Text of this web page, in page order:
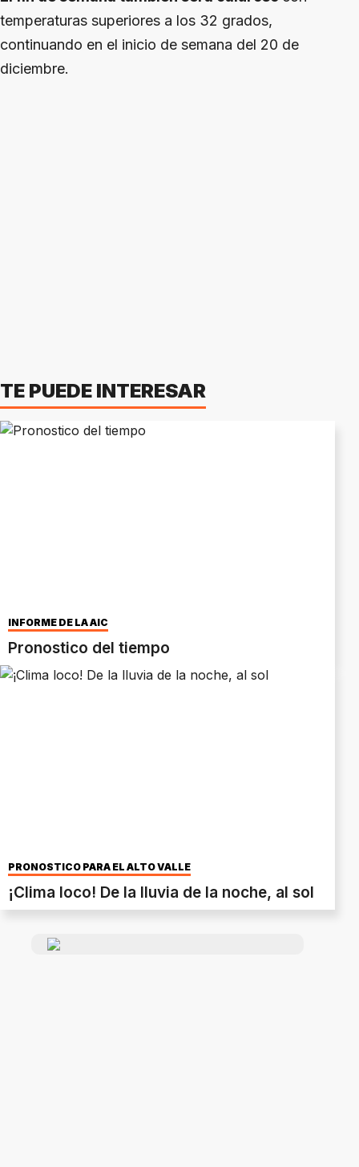
temperaturas superiores a los 32 grados,
continuando en el inicio de semana del 20 de
diciembre.
TE PUEDE INTERESAR
INFORME DE LA AIC
Pronostico del tiempo
PRONÓSTICO PARA EL ALTO VALLE
¡Clima loco! De la lluvia de la noche, al sol